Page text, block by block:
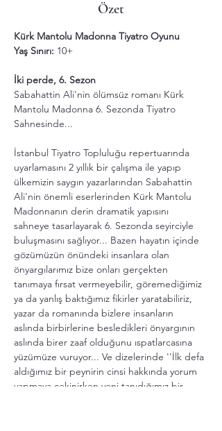
Özet
Kürk Mantolu Madonna Tiyatro Oyunu
Yaş Sınırı: 10+
İki perde, 6. Sezon
Sabahattin Ali'nin ölümsüz romanı Kürk
Mantolu Madonna 6. Sezonda Tiyatro
Sahnesinde...
İstanbul Tiyatro Topluluğu repertuarında
uyarlamasını 2 yıllık bir çalışma ile yapıp
ülkemizin saygın yazarlarından Sabahattin
Ali'nin önemli eserlerinden Kürk Mantolu
Madonnanın derin dramatik yapısını
sahneye tasarlayarak 6. Sezonda seyirciyle
buluşmasını sağlıyor... Bazen hayatın içinde
gözümüzün önündeki insanlara olan
önyargılarımız bize onları gerçekten
tanımaya fırsat vermeyebilir, göremediğimiz
ya da yanlış baktığımız fikirler yaratabiliriz,
yazar da romanında bizlere insanların
aslında birbirlerine besledikleri önyargının
aslında birer zaaf olduğunu ıspatlarcasına
yüzümüze vuruyor... Ve dizelerinde ''İlk defa
aldığımız bir peynirin cinsi hakkında yorum
yapmaya çekinirken yeni tanıdığımız bir